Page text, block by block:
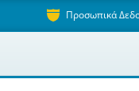
Προσωπικά